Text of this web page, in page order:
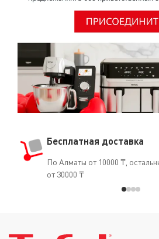
Бесплатная доставка
По Алматы от 10000 ₸,
от 30000 ₸